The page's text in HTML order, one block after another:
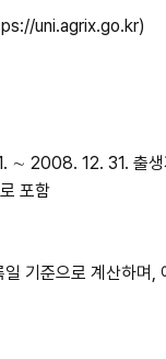
uni.agrix.go.kr)
∼ 2008. 12. 31. 출생
포함
기준으로 계산하며,